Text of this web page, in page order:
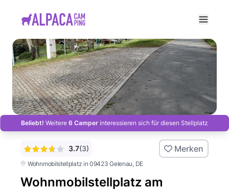
Beliebt! Weitere 6 Camper interessieren sich für diesen Stellplatz
Wohnmobilstellplatz in 09423 Gelenau, DE
Wohnmobilstellplatz am
3.7(3) Merken